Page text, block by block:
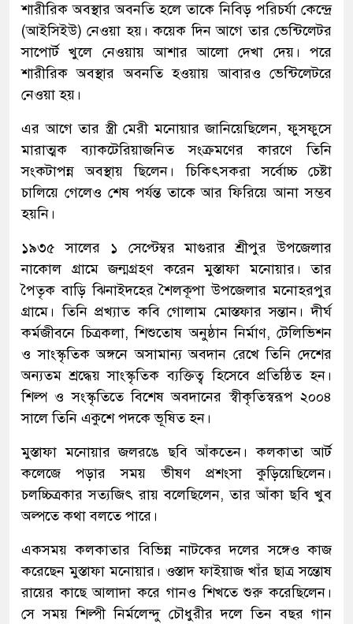
শারীরিক অবস্থার অবনতি হলে তাকে নিবিড় পরিচর্যা কেন্দ্রে
(আইসিইউ) নেওয়া হয়। কয়েক দিন আগে তার ভেন্টিলেটর
সাপোর্ট খুলে নেওয়ায় আশার আলো দেখা দেয়। পরে
শারীরিক অবস্থার অবনতি হওয়ায় আবারও ভেন্টিলেটরে
নেওয়া হয়।
এর আগে তার স্ত্রী মেরী মনোয়ার জানিয়েছিলেন, ফুসফুসে
মারাত্মক ব্যাকটেরিয়াজনিত সংক্রমণের কারণে তিনি
সংকটাপন্ন অবস্থায় ছিলেন। চিকিৎসকরা সর্বোচ্চ চেষ্টা
চালিয়ে গেলেও শেষ পর্যন্ত তাকে আর ফিরিয়ে আনা সম্ভব
হয়নি।
১৯৩৫ সালের ১ সেপ্টেম্বর মাগুরার শ্রীপুর উপজেলার
নাকোল গ্রামে জন্মগ্রহণ করেন মুস্তাফা মনোয়ার। তার
পৈতৃক বাড়ি ঝিনাইদহের শৈলকূপা উপজেলার মনোহরপুর
গ্রামে। তিনি প্রখ্যাত কবি গোলাম মোস্তফার সন্তান। দীর্ঘ
কর্মজীবনে চিত্রকলা, শিশুতোষ অনুষ্ঠান নির্মাণ, টেলিভিশন
ও সাংস্কৃতিক অঙ্গনে অসামান্য অবদান রেখে তিনি দেশের
অন্যতম শ্রদ্ধেয় সাংস্কৃতিক ব্যক্তিত্ব হিসেবে প্রতিষ্ঠিত হন।
শিল্প ও সংস্কৃতিতে বিশেষ অবদানের স্বীকৃতিস্বরূপ ২০০৪
সালে তিনি একুশে পদকে ভূষিত হন।
মুস্তাফা মনোয়ার জলরঙে ছবি আঁকতেন। কলকাতা আর্ট
কলেজে পড়ার সময় ভীষণ প্রশংসা কুড়িয়েছিলেন।
চলচ্চিত্রকার সত্যজিৎ রায় বলেছিলেন, তার আঁকা ছবি খুব
অল্পতে কথা বলতে পারে।
একসময় কলকাতার বিভিন্ন নাটকের দলের সঙ্গেও কাজ
করেছেন মুস্তাফা মনোয়ার। ওস্তাদ ফাইয়াজ খাঁর ছাত্র সন্তোষ
রায়ের কাছে আলাদা করে গানও শিখতে শুরু করেছিলেন।
সে সময় শিল্পী নির্মলেন্দু চৌধুরীর দলে তিন বছর গান